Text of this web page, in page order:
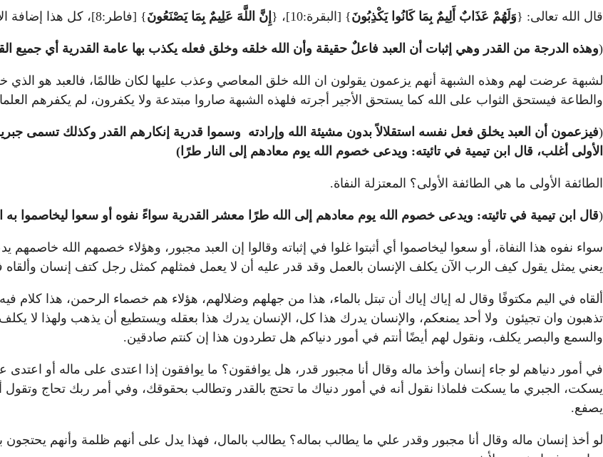
قال الله تعالى: {وَلَهُمْ عَذَابٌ أَلِيمٌ بِمَا كَانُوا يَكْذِبُونَ} [البقرة:10]، { إِنَّ اللَّهَ عَلِيمٌ بِمَا يَصْنَعُونَ} [فاطر:8]، كل هذا إضافة الأفعال إليهم تدل على أن لهم قدرة واختيار.
(وهذه الدرجة من القدر وهي إثبات أن العبد فاعلٌ حقيقة وأن الله خلقه وخلق فعله يكذب بها عامة القدرية أي جميع
لشبهة عرضت لهم وهذه الشبهة أنهم يزعمون يقولون ان الله خلق المعاصي وعذب عليها لكان ظالمًا، فالعبد هو
والطاعة فيستحق الثواب على الله كما يستحق الأجير أجرته فلهذه الشبهة صاروا مبتدعة ولا يكفرون، لم يكفرهم
(فيزعمون أن العبد يخلق فعل نفسه استقلالاً بدون مشيئة الله وإرادته وسموا قدرية إنكارهم القدر وكذلك تسمى
الأولى أغلب، قال ابن تيمية في تائيته: ويدعى خصوم الله يوم معادهم إلى النار طرًا)
الطائفة الأولى ما هي الطائفة الأولى؟ المعتزلة النفاة.
(قال ابن تيمية في تائيته: ويدعى خصوم الله يوم معادهم إلى الله طرًا معشر القدرية سواءً نفوه أو سعوا ليخاصموا به
سواء نفوه هذا النفاة، أو سعوا ليخاصموا أي أثبتوا غلوا في إثباته وقالوا إن العبد مجبور، وهؤلاء خصمهم الله
يعني يمثل يقول كيف الرب الآن يكلف الإنسان بالعمل وقد قدر عليه أن لا يعمل فمثلهم كمثل رجل كتف إنسان وألقاه
ألقاه في اليم مكتوفًا وقال له إياك إياك أن تبتل بالماء، هذا من جهلهم وضلالهم، هؤلاء هم خصماء الرحمن، هذا كلام
تذهبون وان تجيئون ولا أحد يمنعكم، والإنسان يدرك هذا كل، الإنسان يدرك هذا بعقله ويستطيع أن يذهب ولهذا لا
والسمع والبصر يكلف، ونقول لهم أيضًا أنتم في أمور دنياكم هل تطردون هذا إن كنتم صادقين.
في أمور دنياهم لو جاء إنسان وأخذ ماله وقال أنا مجبور قدر، هل يوافقون؟ ما يوافقون إذا اعتدى على ماله أو
يسكت، الجبري ما يسكت فلماذا نقول أنه في أمور دنياك ما تحتج بالقدر وتطالب بحقوقك، وفي أمر ربك تحاج
يصفع.
لو أخذ إنسان ماله وقال أنا مجبور وقدر علي ما يطالب بماله؟ يطالب بالمال، فهذا يدل على أنهم ظلمة وأنهم يحتجون